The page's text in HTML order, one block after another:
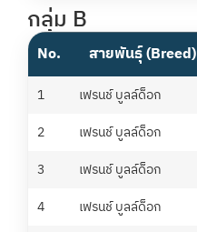
กลุ่ม B
No. สายพันธุ์ (Breed)
1 เฟรนช์ บูลล์ด็อก
2
เฟรนช์ บูลล์ด็อก
3
เฟรนช์ บูลล์ด็อก
4
เฟรนช์ บูลล์ด็อก